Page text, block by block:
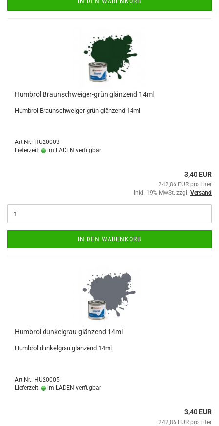
IN DEN WARENKORB
Humbrol Braunschweiger-grün glänzend 14ml
Humbrol Braunschweiger-grün glänzend 14ml
Art.Nr.: HU20003
Lieferzeit:
im LADEN verfügbar
3,40 EUR
242,86 EUR pro Liter
inkl. 19% MwSt. zzgl. Versand
IN DEN WARENKORB
Humbrol dunkelgrau glänzend 14ml
Humbrol dunkelgrau glänzend 14ml
Art.Nr.: HU20005
Lieferzeit:
im LADEN verfügbar
3,40 EUR
242,86 EUR pro Liter